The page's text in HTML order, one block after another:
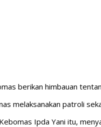
berikan himbauan
melaksanakan patroli
Ipda Yani itu,